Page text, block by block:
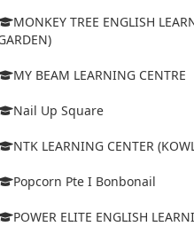
MONKEY TREE ENGLISH
MY BEAM LEARNING CENTRE
Nail Up Square
NTK LEARNING CENTER
Popcorn Pte I Bonbonail
POWER ELITE ENGLISH